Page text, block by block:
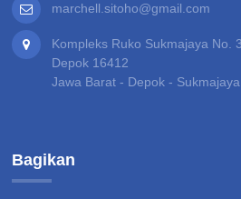
marchell.sitoho@gmail.com
Kompleks Ruko Sukmajaya No.
Depok 16412
Jawa Barat - Depok - Sukmajaya
Bagikan